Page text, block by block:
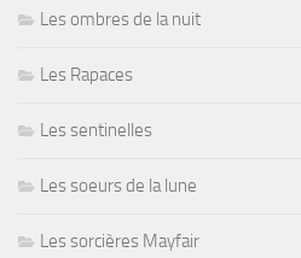
Les ombres de la nuit
Les Rapaces
Les sentinelles
Les soeurs de la lune
Les sorcières Mayfair